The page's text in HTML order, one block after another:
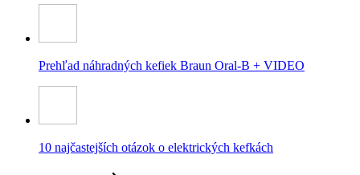
Prehľad náhradných kefiek Braun Oral-B + VIDEO
10 najčastejších otázok o elektrických kefkách